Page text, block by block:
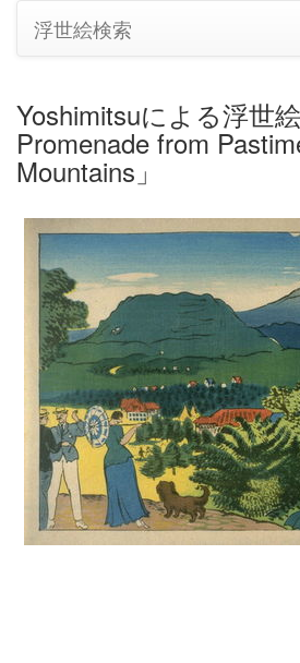
浮世絵検索
Yoshimitsuによる浮世
Promenade from
Mountains」